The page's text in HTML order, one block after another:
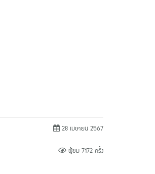
28 เมษายน 2567
ผู้ชม 7172 ครั้ง